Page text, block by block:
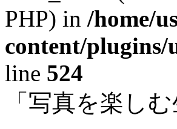
PHP) in /home/
content/plugins/
line 524
「写真を楽し